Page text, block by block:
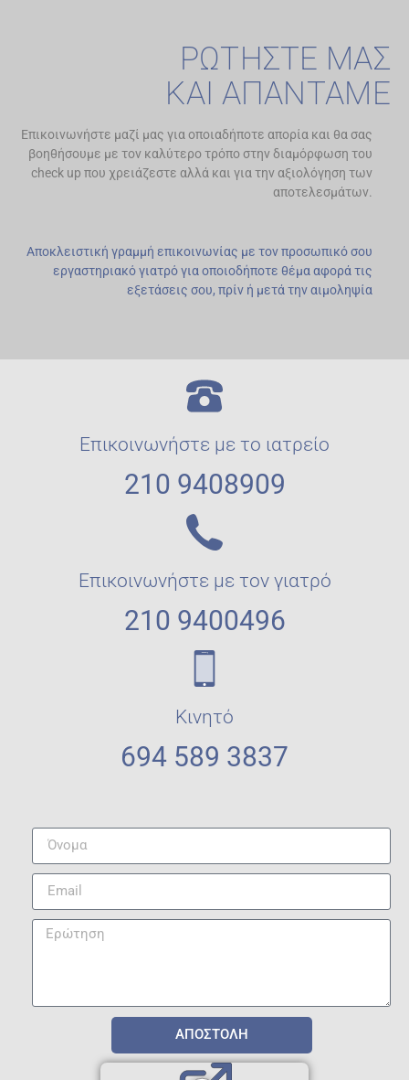
ΡΩΤΗΣΤΕ ΜΑΣ
ΚΑΙ ΑΠΑΝΤΑΜΕ
Επικοινωνήστε μαζί μας για οποιαδήποτε απορία και θα σας
βοηθήσουμε με τον καλύτερο τρόπο στην διαμόρφωση του
check up που χρειάζεστε αλλά και για την αξιολόγηση των
αποτελεσμάτων.
Αποκλειστική γραμμή επικοινωνίας με τον προσωπικό σου
εργαστηριακό γιατρό για οποιοδήποτε θέμα αφορά τις
εξετάσεις σου, πρίν ή μετά την αιμοληψία
Επικοινωνήστε με το ιατρείο
210 9408909
Επικοινωνήστε με τον γιατρό
210 9400496
Κινητό
694 589 3837
ΑΠΟΣΤΟΛΗ